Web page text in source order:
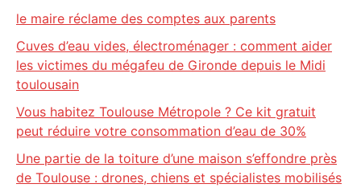
le maire réclame des comptes aux parents
Cuves d’eau vides, électroménager : comment aider
les victimes du mégafeu de Gironde depuis le Midi
toulousain
Vous habitez Toulouse Métropole ? Ce kit gratuit
peut réduire votre consommation d’eau de 30%
Une partie de la toiture d’une maison s’effondre près
de Toulouse : drones, chiens et spécialistes mobilisés